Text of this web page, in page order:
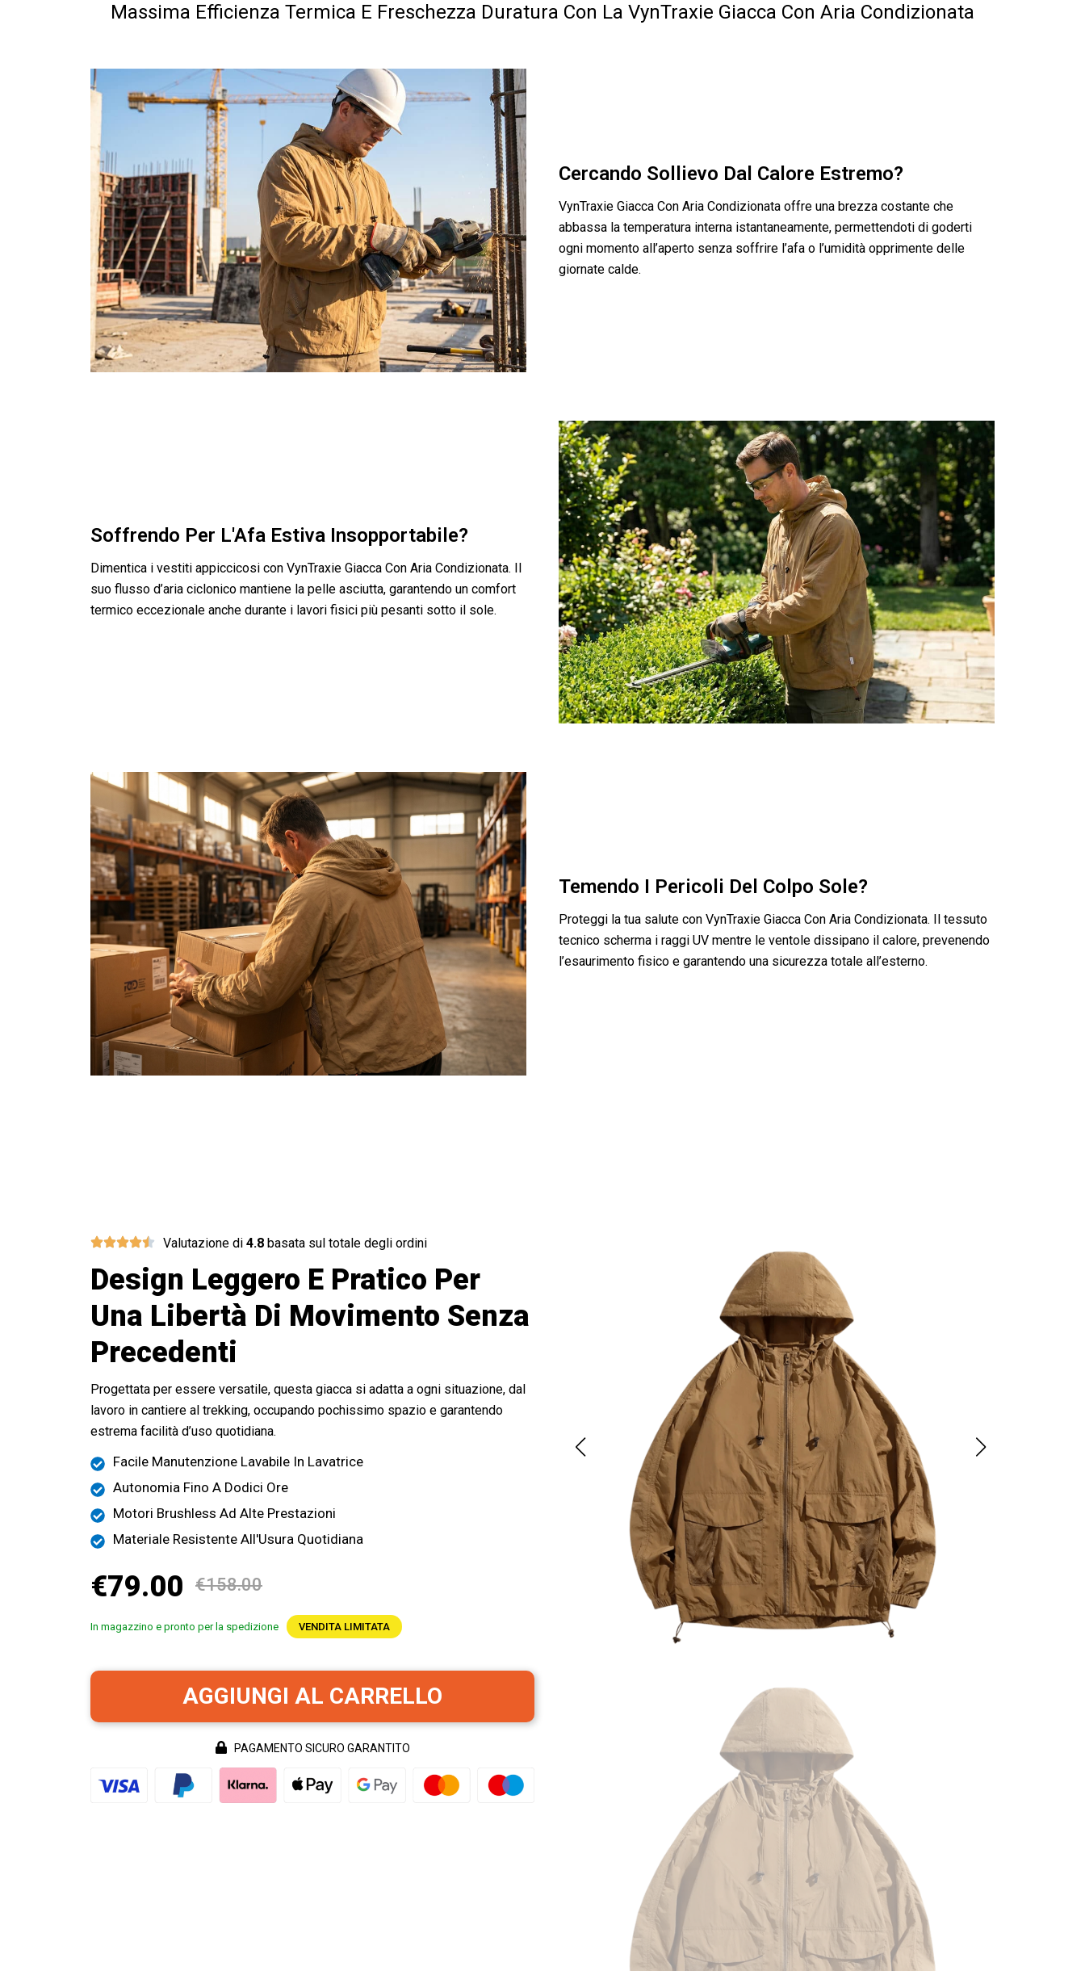
Massima Efficienza Termica E Freschezza Duratura Con La VynTraxie Giacca Con Aria Condizionata
Cercando Sollievo Dal Calore Estremo?
VynTraxie Giacca Con Aria Condizionata offre una brezza costante che
abbassa la temperatura interna istantaneamente, permettendoti di goderti
ogni momento all’aperto senza soffrire l’afa o l’umidità opprimente delle
giornate calde.
Soffrendo Per L'Afa Estiva Insopportabile?
Dimentica i vestiti appiccicosi con VynTraxie Giacca Con Aria Condizionata. Il
suo flusso d’aria ciclonico mantiene la pelle asciutta, garantendo un comfort
termico eccezionale anche durante i lavori fisici più pesanti sotto il sole.
Temendo I Pericoli Del Colpo Sole?
Proteggi la tua salute con VynTraxie Giacca Con Aria Condizionata. Il tessuto
tecnico scherma i raggi UV mentre le ventole dissipano il calore, prevenendo
l’esaurimento fisico e garantendo una sicurezza totale all’esterno.
Valutazione di 4.8 basata sul totale degli ordini
Design Leggero E Pratico Per
Una Libertà Di Movimento Senza
Precedenti
Progettata per essere versatile, questa giacca si adatta a ogni situazione, dal
lavoro in cantiere al trekking, occupando pochissimo spazio e garantendo
estrema facilità d’uso quotidiana.
Facile Manutenzione Lavabile In Lavatrice
Autonomia Fino A Dodici Ore
Motori Brushless Ad Alte Prestazioni
Materiale Resistente All'Usura Quotidiana
€79.00 €158.00
In magazzino e pronto per la spedizione VENDITA LIMITATA
AGGIUNGI AL CARRELLO
PAGAMENTO SICURO GARANTITO